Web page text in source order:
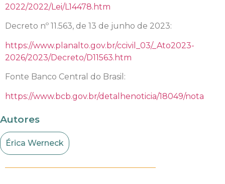
2022/2022/Lei/L14478.htm
Decreto nº 11.563, de 13 de junho de 2023:
https://www.planalto.gov.br/ccivil_03/_Ato2023-
2026/2023/Decreto/D11563.htm
Fonte Banco Central do Brasil:
https://www.bcb.gov.br/detalhenoticia/18049/nota
Autores
Érica Werneck